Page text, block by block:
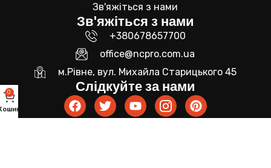
Зв'яжіться з нами
Зв'яжіться з нами
+380678657700
office@ncpro.com.ua
м.Рівне, вул. Михайла Старицького 45
Слідкуйте за нами
0